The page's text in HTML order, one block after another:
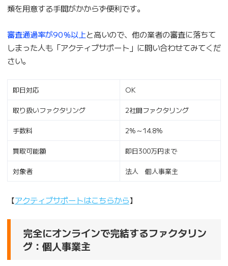
類を用意する手間がかからず便利です。
審査通過率が90％以上と高いので、他の業者の審査に落ちて
しまった人も「アクティブサポート」に問い合わせてみてくだ
さい。
即日対応 OK
取り扱いファクタリング 2社間ファクタリング
手数料 2%～14.8%
買取可能額 即日300万円まで
対象者 法人 個人事業主
【アクティブサポートはこちらから】
完全にオンラインで完結するファクタリン
グ：個人事業主